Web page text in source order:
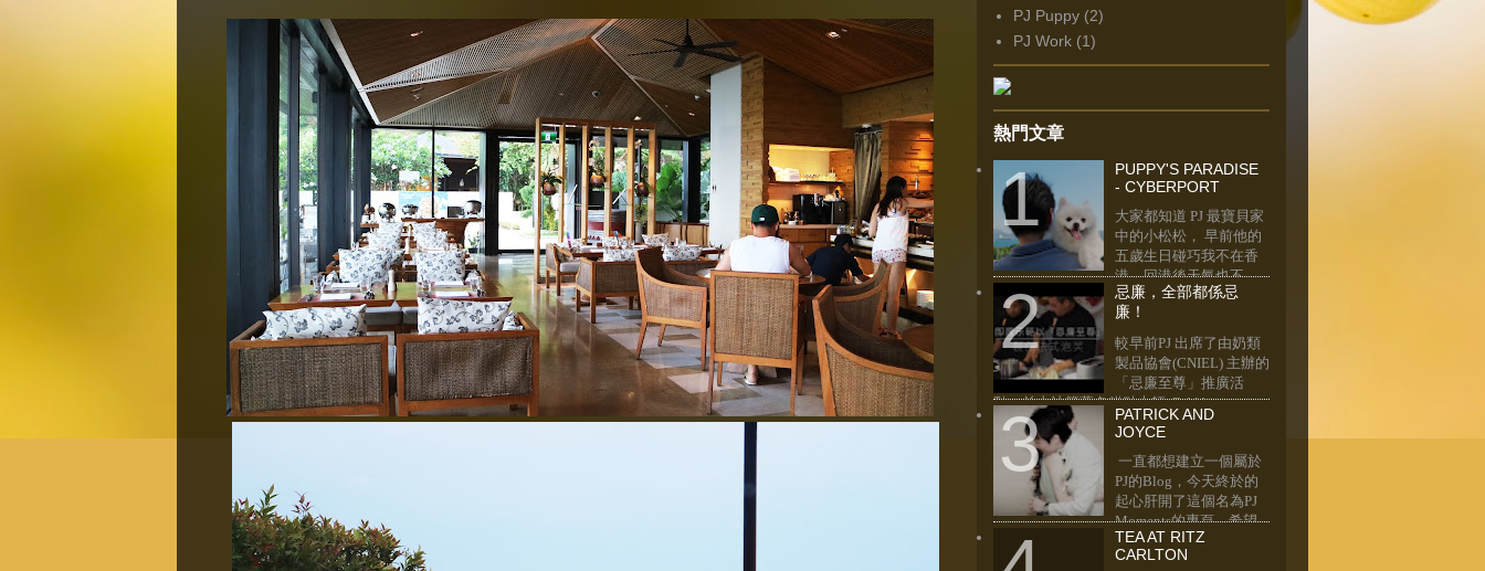
PJ Puppy (2)
PJ Work (1)
熱門文章
PUPPY'S PARADISE
- CYBERPORT
大家都知道 PJ 最寶貝家
中的小松松， 早前他的
五歲生日碰巧我不在香
港，回港後天氣也不
好。 這幾天見陽光普照，我們便帶他去一轉
數碼港。每次帶他 go 街街， 小松松臉上總
是流露着感激的笑容，好啦，daddy mommy
應承你， 秋冬時節多帶你出街， ok ？ 藍...
忌廉，全部都係忌
廉！
較早前PJ 出席了由奶類
製品協會(CNIEL) 主辦的
「忌廉至尊」推廣活
動，並由法籍著名糕點大師 Frédéric
Madelaine 即席教大家用歐洲忌廉制作法式
甜點 Éclair ， 在場傳媒朋友均專心學做，氣
氛熱鬧良好，大家都感受到優質忌廉的 迷人
魅力及香味，你都想感...
PATRICK AND
JOYCE
一直都想建立一個屬於
PJ的Blog，今天終於的
起心肝開了這個名為PJ
Moments的專頁，希望
將我倆的一點一滴記載起來。PJ是我和老公
的簡稱，我們既是兩公婆，亦是生意夥伴....
TEA AT RITZ
CARLTON